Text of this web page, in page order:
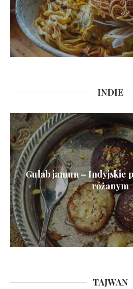
INDIE
Gulab jamun – Indyjskie
różanym
TAJWAN